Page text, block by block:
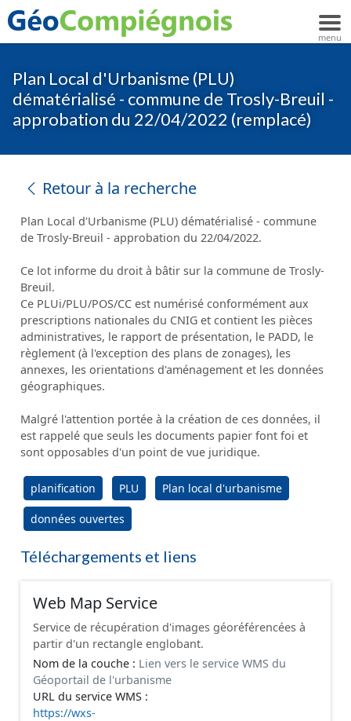
Plan Local d'Urbanisme (PLU)
dématérialisé - commune de Trosly-Breuil -
approbation du 22/04/2022 (remplacé)
Retour à la recherche
Plan Local d'Urbanisme (PLU) dématérialisé - commune
de Trosly-Breuil - approbation du 22/04/2022.
Ce lot informe du droit à bâtir sur la commune de Trosly-
Breuil.
Ce PLUi/PLU/POS/CC est numérisé conformément aux
prescriptions nationales du CNIG et contient les pièces
administratives, le rapport de présentation, le PADD, le
règlement (à l'exception des plans de zonages), les
annexes, les orientations d'aménagement et les données
géographiques.
Malgré l'attention portée à la création de ces données, il
est rappelé que seuls les documents papier font foi et
sont opposables d'un point de vue juridique.
planification PLU Plan local d'urbanisme
données ouvertes
Téléchargements et liens
Web Map Service
Service de récupération d'images géoréférencées à
partir d'un rectangle englobant.
Nom de la couche : Lien vers le service WMS du
Géoportail de l'urbanisme
URL du service WMS :
https://wxs-